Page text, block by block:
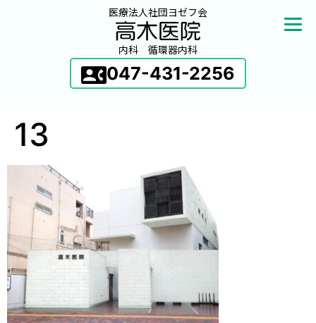
医療法人社団ヨゼフ会
内科 循環器内科
047-431-2256
13